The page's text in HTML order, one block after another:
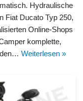
Hydraulische
Fiat Ducato Typ 250,
Online-Shops
komplette,
Weiterlesen »